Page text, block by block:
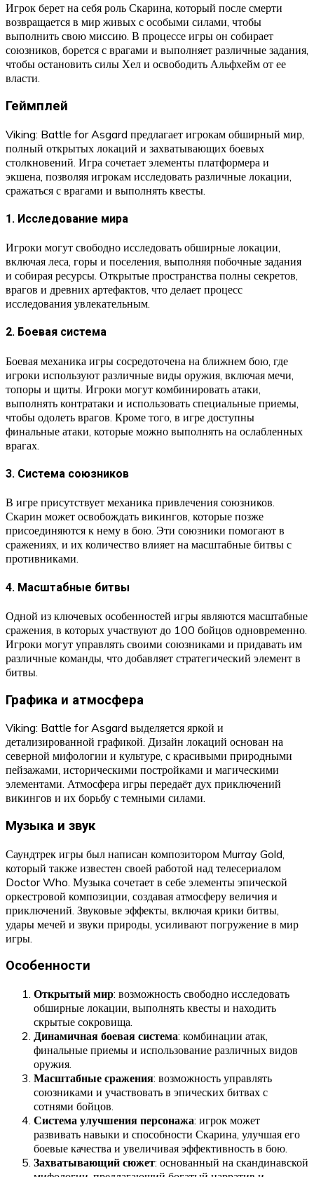
Игрок берет на себя роль Скарина, который после смерти
возвращается в мир живых с особыми силами, чтобы
выполнить свою миссию. В процессе игры он собирает
союзников, борется с врагами и выполняет различные задания,
чтобы остановить силы Хел и освободить Альфхейм от ее
власти.
Геймплей
Viking: Battle for Asgard предлагает игрокам обширный мир,
полный открытых локаций и захватывающих боевых
столкновений. Игра сочетает элементы платформера и
экшена, позволяя игрокам исследовать различные локации,
сражаться с врагами и выполнять квесты.
1. Исследование мира
Игроки могут свободно исследовать обширные локации,
включая леса, горы и поселения, выполняя побочные задания
и собирая ресурсы. Открытые пространства полны секретов,
врагов и древних артефактов, что делает процесс
исследования увлекательным.
2. Боевая система
Боевая механика игры сосредоточена на ближнем бою, где
игроки используют различные виды оружия, включая мечи,
топоры и щиты. Игроки могут комбинировать атаки,
выполнять контратаки и использовать специальные приемы,
чтобы одолеть врагов. Кроме того, в игре доступны
финальные атаки, которые можно выполнять на ослабленных
врагах.
3. Система союзников
В игре присутствует механика привлечения союзников.
Скарин может освобождать викингов, которые позже
присоединяются к нему в бою. Эти союзники помогают в
сражениях, и их количество влияет на масштабные битвы с
противниками.
4. Масштабные битвы
Одной из ключевых особенностей игры являются масштабные
сражения, в которых участвуют до 100 бойцов одновременно.
Игроки могут управлять своими союзниками и придавать им
различные команды, что добавляет стратегический элемент в
битвы.
Графика и атмосфера
Viking: Battle for Asgard выделяется яркой и
детализированной графикой. Дизайн локаций основан на
северной мифологии и культуре, с красивыми природными
пейзажами, историческими постройками и магическими
элементами. Атмосфера игры передаёт дух приключений
викингов и их борьбу с темными силами.
Музыка и звук
Саундтрек игры был написан композитором Murray Gold,
который также известен своей работой над телесериалом
Doctor Who. Музыка сочетает в себе элементы эпической
оркестровой композиции, создавая атмосферу величия и
приключений. Звуковые эффекты, включая крики битвы,
удары мечей и звуки природы, усиливают погружение в мир
игры.
Особенности
Открытый мир: возможность свободно исследовать
обширные локации, выполнять квесты и находить
скрытые сокровища.
Динамичная боевая система: комбинации атак,
финальные приемы и использование различных видов
оружия.
Масштабные сражения: возможность управлять
союзниками и участвовать в эпических битвах с
сотнями бойцов.
Система улучшения персонажа: игрок может
развивать навыки и способности Скарина, улучшая его
боевые качества и увеличивая эффективность в бою.
Захватывающий сюжет: основанный на скандинавской